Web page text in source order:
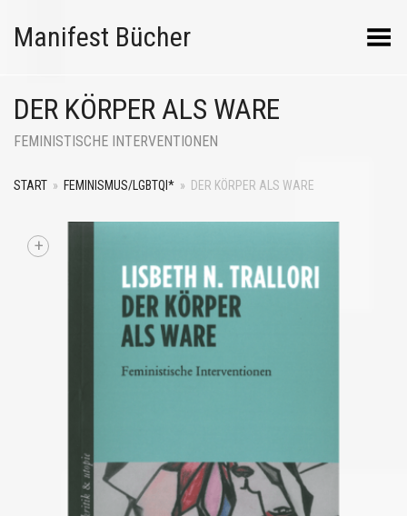
Manifest Bücher Menü umschalten
DER KÖRPER ALS WARE
FEMINISTISCHE INTERVENTIONEN
START » FEMINISMUS/LGBTQI* » DER KÖRPER ALS WARE
+